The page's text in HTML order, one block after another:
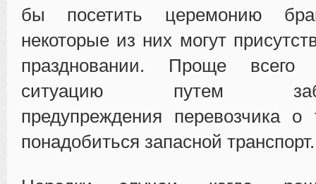
бы посетить церемонию
некоторые из них могут
праздновании. Проще всего
ситуацию путем
предупреждения перевозчика
понадобиться запасной транспорт.